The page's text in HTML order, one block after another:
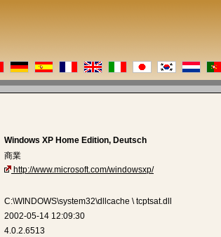
Windows XP Home Edition, Deutsch
商業
http://www.microsoft.com/windowsxp/
C:\WINDOWS\system32\dllcache \ tcptsat.dll
2002-05-14 12:09:30
4.0.2.6513